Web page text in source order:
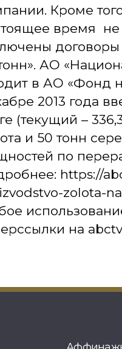
Кроме
время не
договоры
АО
в АО «Фонд
2013 года
(текущий –
и 50 тонн
по
https://
zolota-
на